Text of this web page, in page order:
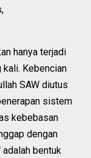
hanya terjadi
kali. Kebencian
SAW diutus
sistem
kebebasan
dengan
adalah bentuk